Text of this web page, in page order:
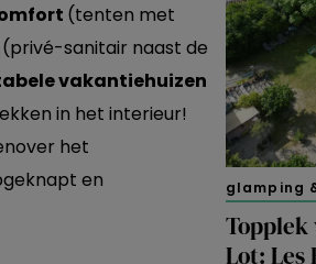
(tenten met
(privé-sanitair naast de
vakantiehuizen
in het interieur!
het
en
glamping
Topplek
Lot: Les